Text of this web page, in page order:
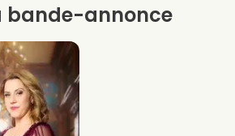
bande-annonce